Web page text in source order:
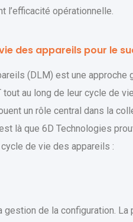
l’efficacité opérationnelle.
des appareils pour le
(DLM) est une
au long de leur cycle de
un rôle central dans la
là que 6D Technologies
de vie des appareils :
de la configuration.